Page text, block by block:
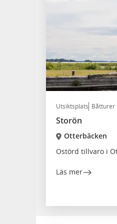
Utsiktsplats Båtturer
Storön
Otterbäcken
Ostörd tillvaro i
Läs mer